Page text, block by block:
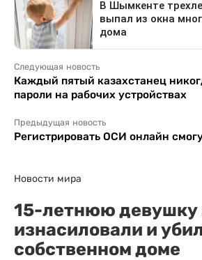
Следующая новость
Каждый пятый казахстанец
пароли на рабочих устройствах
Предыдущая новость
Регистрировать ОСИ онлайн
Новости мира
15-летнюю девушку
изнасиловали и
собственном доме